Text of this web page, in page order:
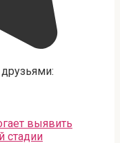
выявить
стадии